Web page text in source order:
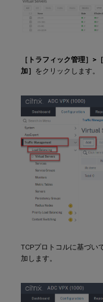
［トラフィック管理］>
加］ をクリックします。
TCPプロトコルに基づい
加します。